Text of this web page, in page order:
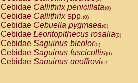
PitheciidaePithecia pithecia(0)
CercopithecidaeCercocebus agilis
CercopithecidaeCercocebus
CercopithecidaeCercocebus
CercopithecidaeCercocebus
CercopithecidaeCercocebus
CercopithecidaeCercocebushybrid
Cebidae Callithrix penicillata(0)
Cebidae Callithrixspp.(0)
Cebidae Cebuella pygmaea(0)
Cebidae Leontopithecus rosalia(0)
Cebidae Saguinus bicolor(0)
Cebidae Saguinus fuscicollis(0)
Cebidae Saguinus geoffroyi(0)